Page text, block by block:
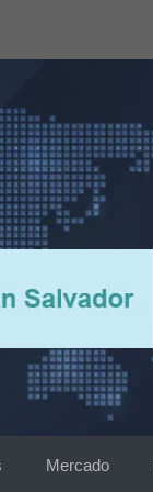
Mercado